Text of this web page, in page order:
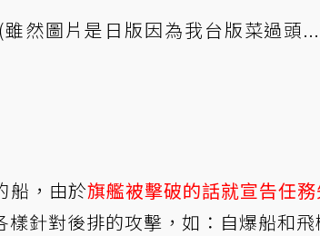
然圖片是日版因為我台版菜過頭
船，由於旗艦被擊破的話就宣告任
樣針對後排的攻擊，如：自爆船和